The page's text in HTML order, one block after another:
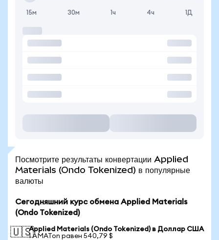
15м 30м 1ч 4ч 1Д
Посмотрите результаты конвертации Applied
Materials (Ondo Tokenized) в популярные
валюты
Сегодняшний курс обмена Applied Materials
(Ondo Tokenized)
🇺🇸Applied Materials (Ondo Tokenized) в Доллар США
1 AMATon равен 540,79 $